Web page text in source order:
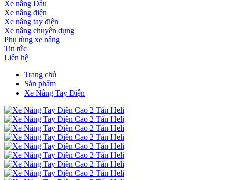
Xe nâng Dầu
Xe nâng điện
Xe nâng tay điện
Xe nâng chuyên dụng
Phụ tùng xe nâng
Tin tức
Liên hệ
Trang chủ
Sản phẩm
Xe Nâng Tay Điện